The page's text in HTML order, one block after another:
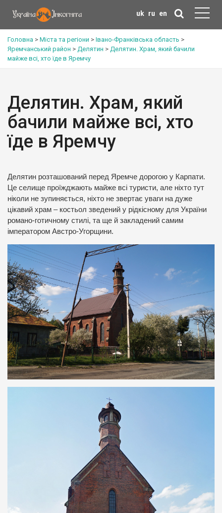
uk ru en
Головна > Міста та регіони > Івано-Франківська область >
Яремчанський район > Делятин > Делятин. Храм, який бачили
майже всі, хто їде в Яремчу
Делятин. Храм, який
бачили майже всі, хто
їде в Яремчу
Делятин розташований перед Яремче дорогою у Карпати.
Це селище проїжджають майже всі туристи, але ніхто тут
ніколи не зупиняється, ніхто не звертає уваги на дуже
цікавий храм – костьол зведений у рідкісному для України
романо-готичному стилі, та ще й закладений самим
імператором Австро-Угорщини.